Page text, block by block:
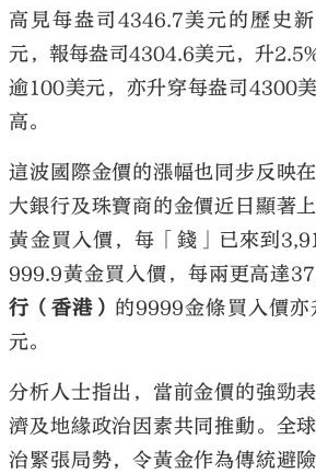
高見每盎司4346.7美元的歷史
元，報每盎司4304.6美元，升
逾100美元，亦升穿每盎司4300
高。
這波國際金價的漲幅也同步反映
大銀行及珠寶商的金價近日顯著上
黃金買入價，每「錢」已來到
999.9黃金買入價，每兩更高達
行（香港） 的9999金條買入價
元。
分析人士指出，當前金價的強勁
濟及地緣政治因素共同推動。 全
治緊張局勢，令黃金作為傳統避